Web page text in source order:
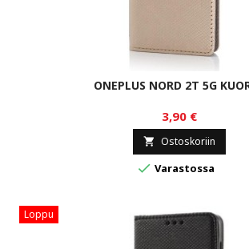
ONEPLUS NORD 2T 5G
3,90 €
 Ostoskoriin
 Varastossa
Loppu